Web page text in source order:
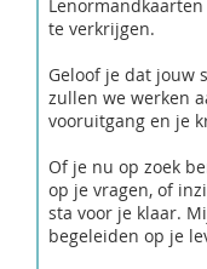
te verkrijgen.
Geloof je dat jouw
zullen we werken
vooruitgang en je
Of je nu op zoek
op je vragen, of
sta voor je klaar.
begeleiden op je